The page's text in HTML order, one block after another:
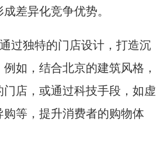
差异化竞争优势。
过独特的门店设计，打造沉
如，结合北京的建筑风格，
店，或通过科技手段，如虚
等，提升消费者的购物体